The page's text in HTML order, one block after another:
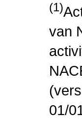
(1)
van
01/